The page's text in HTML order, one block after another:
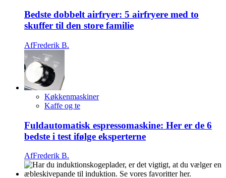
Bedste dobbelt airfryer: 5 airfryere med to
skuffer til den store familie
AfFrederik B.
Køkkenmaskiner
Kaffe og te
Fuldautomatisk espressomaskine: Her er de 6
bedste i test ifølge eksperterne
AfFrederik B.